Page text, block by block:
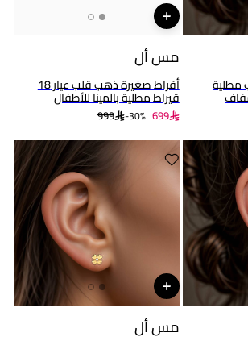
مطلية
مس أل
أقراط صغيرة ذهب قلب عيار 18
قيراط مطلية بالمينا للأطفال
999 30%- 699
مس أل